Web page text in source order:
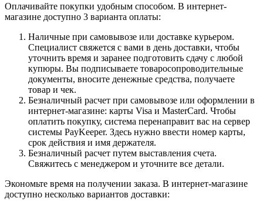
Оплачивайте покупки удобным способом. В интернет-
магазине доступно 3 варианта оплаты:
Наличные при самовывозе или доставке курьером.
Специалист свяжется с вами в день доставки, чтобы
уточнить время и заранее подготовить сдачу с любой
купюры. Вы подписываете товаросопроводительные
документы, вносите денежные средства, получаете
товар и чек.
Безналичный расчет при самовывозе или оформлении в
интернет-магазине: карты Visa и MasterCard. Чтобы
оплатить покупку, система перенаправит вас на сервер
системы PayKeeper. Здесь нужно ввести номер карты,
срок действия и имя держателя.
Безналичный расчет путем выставления счета.
Свяжитесь с менеджером и уточните все детали.
Экономьте время на получении заказа. В интернет-магазине
доступно несколько вариантов доставки: